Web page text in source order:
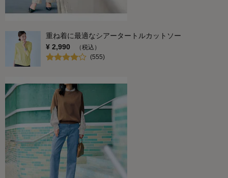
重ね着に最適なシアータートルカットソー
¥ 2,990
（税込）
(555)